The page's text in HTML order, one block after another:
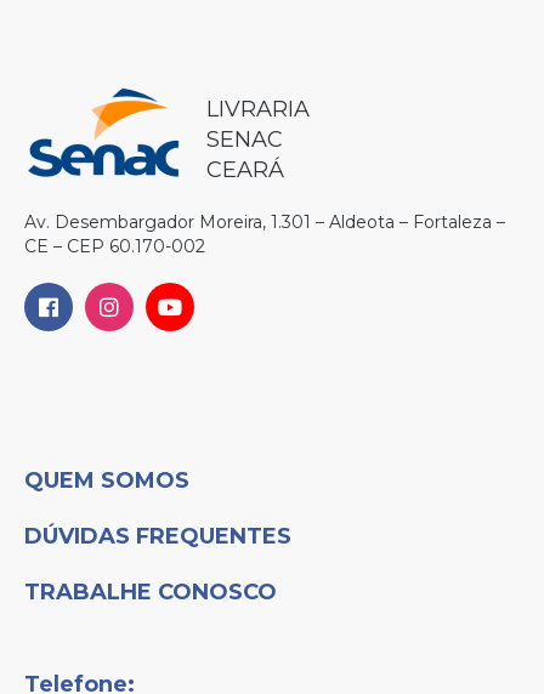
LIVRARIA
SENAC
CEARÁ
Av. Desembargador Moreira, 1.301 – Aldeota – Fortaleza –
CE – CEP 60.170-002
QUEM SOMOS
DÚVIDAS FREQUENTES
TRABALHE CONOSCO
Telefone: